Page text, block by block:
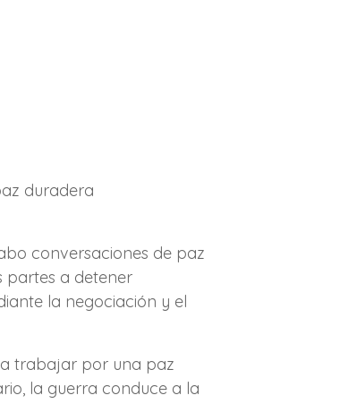
duradera
conversaciones de paz
partes a detener
la negociación y el
trabajar por una paz
la guerra conduce a la